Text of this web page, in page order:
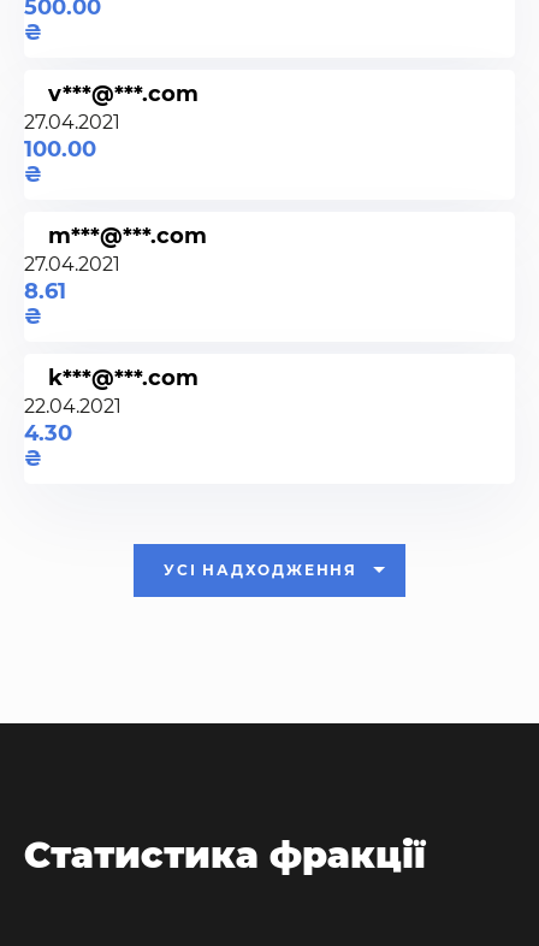
500.00
v***@***.com
27.04.2021
100.00
m***@***.com
27.04.2021
8.61
k***@***.com
22.04.2021
4.30
УСІ НАДХОДЖЕННЯ
Статистика фракції